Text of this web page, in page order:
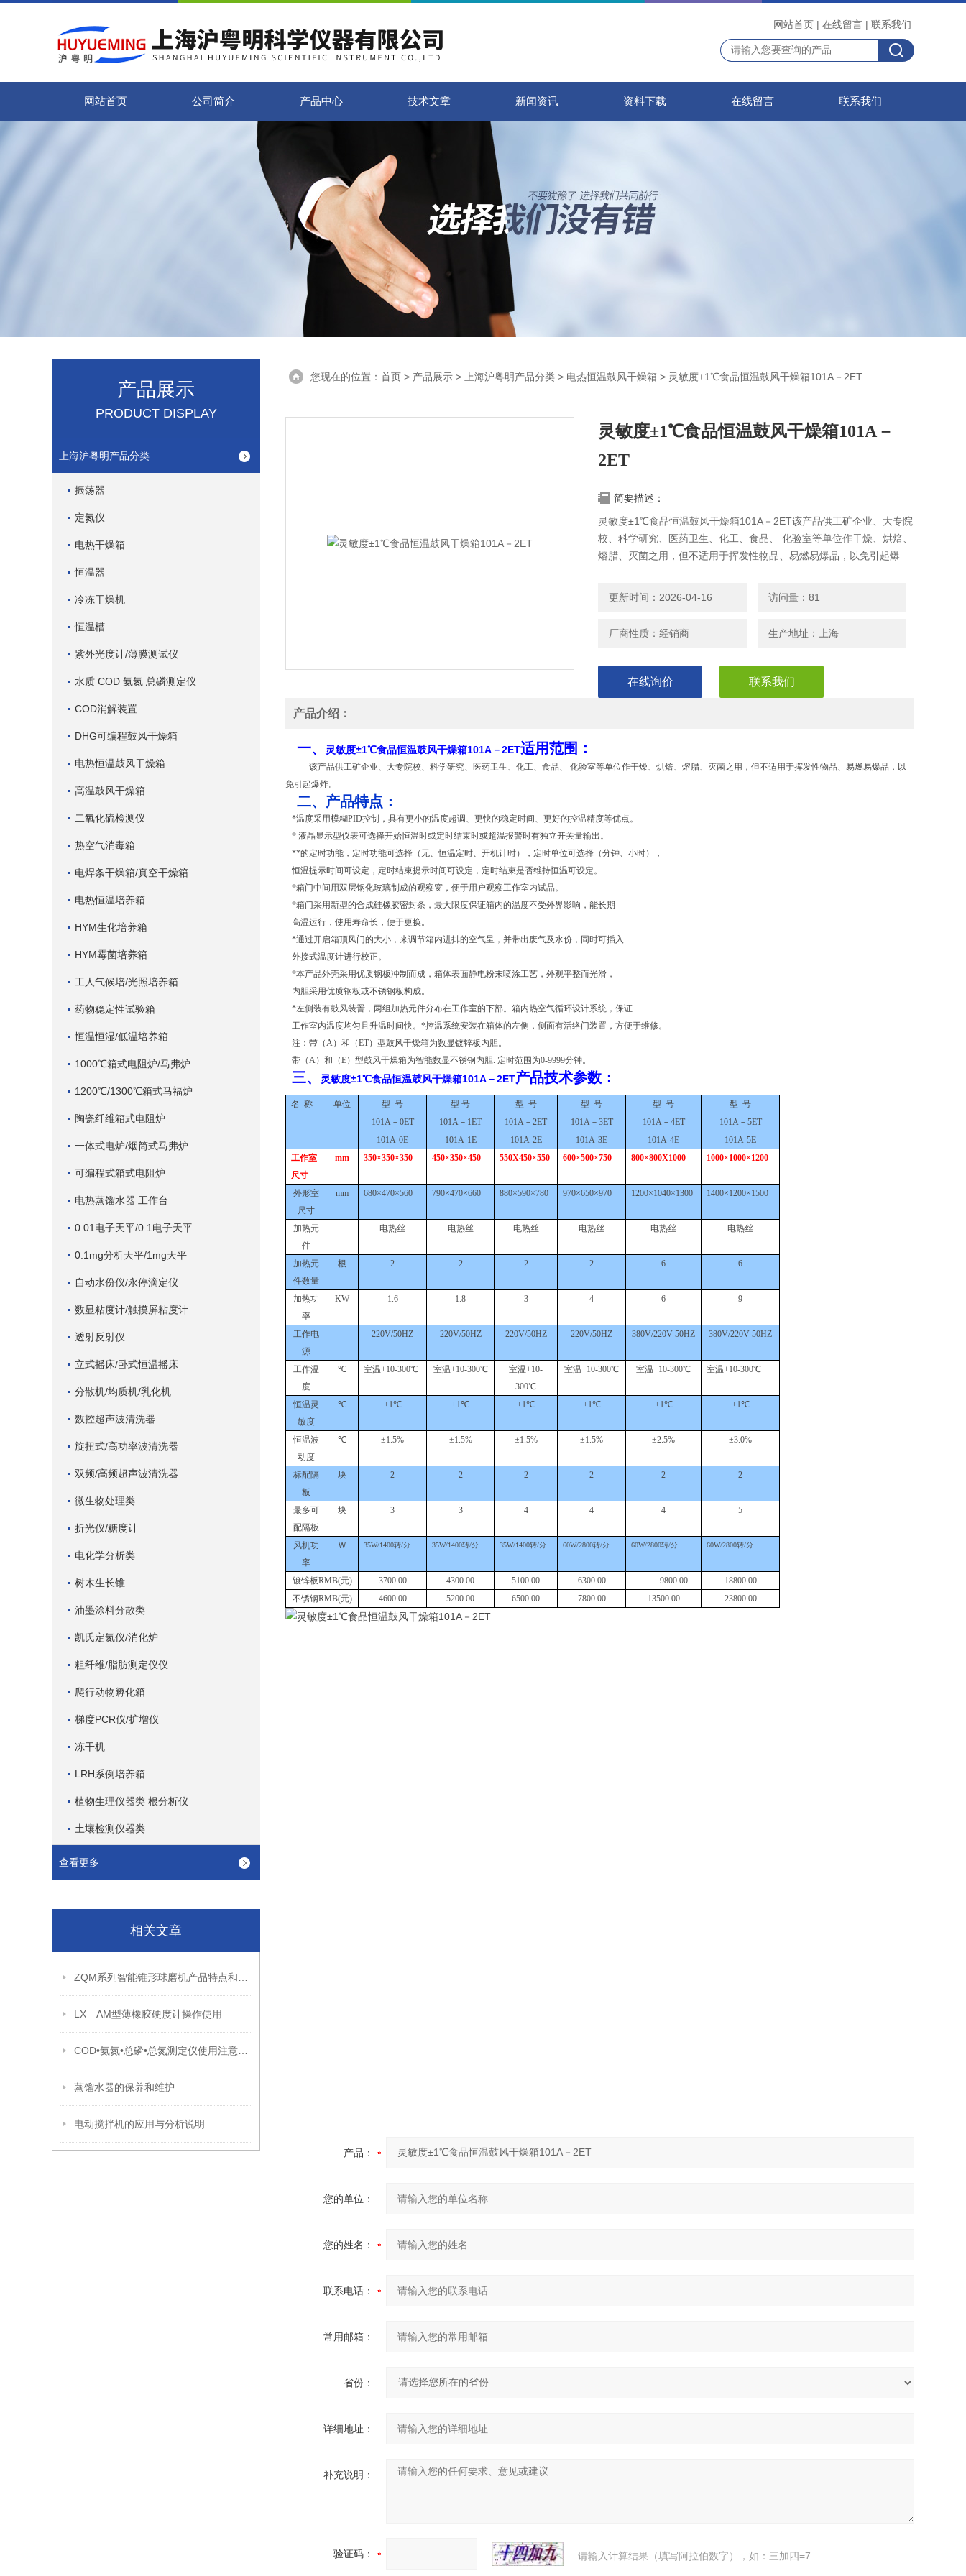
网站首页 | 在线留言 | 联系我们
网站首页 公司简介 产品中心 技术文章 新闻资讯 资料下载 在线留言 联系我们
产品展示
PRODUCT DISPLAY
上海沪粤明产品分类
振荡器
定氮仪
电热干燥箱
恒温器
冷冻干燥机
恒温槽
紫外光度计/薄膜测试仪
水质 COD 氨氮 总磷测定仪
COD消解装置
DHG可编程鼓风干燥箱
电热恒温鼓风干燥箱
高温鼓风干燥箱
二氧化硫检测仪
热空气消毒箱
电焊条干燥箱/真空干燥箱
电热恒温培养箱
HYM生化培养箱
HYM霉菌培养箱
工人气候培/光照培养箱
药物稳定性试验箱
恒温恒湿/低温培养箱
1000℃箱式电阻炉/马弗炉
1200℃/1300℃箱式马福炉
陶瓷纤维箱式电阻炉
一体式电炉/烟筒式马弗炉
可编程式箱式电阻炉
电热蒸馏水器 工作台
0.01电子天平/0.1电子天平
0.1mg分析天平/1mg天平
自动水份仪/永停滴定仪
数显粘度计/触摸屏粘度计
透射反射仪
立式摇床/卧式恒温摇床
分散机/均质机/乳化机
数控超声波清洗器
旋扭式/高功率波清洗器
双频/高频超声波清洗器
微生物处理类
折光仪/糖度计
电化学分析类
树木生长锥
油墨涂料分散类
凯氏定氮仪/消化炉
粗纤维/脂肪测定仪仪
爬行动物孵化箱
梯度PCR仪/扩增仪
冻干机
LRH系例培养箱
植物生理仪器类 根分析仪
土壤检测仪器类
查看更多
相关文章
LX—AM型薄橡胶硬度计操作使用
蒸馏水器的保养和维护
电动搅拌机的应用与分析说明
您现在的位置： 首页 > 产品展示 > 上海沪粤明产品分类 > 电热恒温鼓风干燥箱 > 灵敏度±1℃食品恒温鼓风干燥箱101A－2ET
灵敏度±1℃食品恒温鼓风干燥箱101A－
2ET
简要描述：
灵敏度±1℃食品恒温鼓风干燥箱101A－2ET该产品供工矿企业、大专院
校、科学研究、医药卫生、化工、食品、 化验室等单位作干燥、烘焙、
熔腊、灭菌之用，但不适用于挥发性物品、易燃易爆品，以免引起爆
外界影响，能长期高温运行，使用寿命长，便于更换。
更新时间：2026-04-16 访问量：81
厂商性质：经销商 生产地址：上海
在线询价 联系我们
产品介绍：
一、 灵敏度±1℃食品恒温鼓风干燥箱101A－2ET适用范围：
该产品供工矿企业、大专院校、科学研究、医药卫生、化工、食品、 化验室等单位作干燥、烘焙、熔腊、灭菌之用，但不适用于挥发性物品、易燃易爆品， 以
免引起爆炸。
二、产品特点：
*温度采用模糊PID控制，具有更小的温度超调、更快的稳定时间、更好的控温精度等优点。
* 液晶显示型仪表可选择开始恒温时或定时结束时或超温报警时有独立开关量输出。
**的定时功能，定时功能可选择（无、恒温定时、开机计时），定时单位可选择（分钟、小时），
恒温提示时间可设定，定时结束提示时间可设定，定时结束是否维持恒温可设定。
*箱门中间用双层钢化玻璃制成的观察窗，便于用户观察工作室内试品。
*箱门采用新型的合成硅橡胶密封条，最大限度保证箱内的温度不受外界影响，能长期
高温运行，使用寿命长，便于更换。
*通过开启箱顶风门的大小，来调节箱内进排的空气呈，并带出废气及水份，同时可插入
外接式温度计进行校正。
*本产品外壳采用优质钢板冲制而成，箱体表面静电粉末喷涂工艺，外观平整而光滑，
内胆采用优质钢板或不锈钢板构成。
*左侧装有鼓风装詈，两组加热元件分布在工作室的下部。箱内热空气循环设计系统，保证
工作室内温度均匀且升温时间快。 *控温系统安装在箱体的左侧，侧面有活络门装置，方便于维修。
注：带（A）和（ET）型鼓风干燥箱为数显镀锌板内胆。
带（A）和（E）型鼓风干燥箱为智能数显不锈钢内胆. 定时范围为0-9999分钟。
三、 灵敏度±1℃食品恒温鼓风干燥箱101A－2ET产品技术参数：
名 称 单位 型 号 型 号 型 号 型 号 型 号 型 号
101A－0ET
101A－1ET 101A－2ET 101A－3ET 101A－4ET
101A－5ET
101A-0E
101A-1E 101A-2E 101A-3E 101A-4E
101A-5E
工作室
尺寸
mm 350×350×350 450×350×450 550X450×550 600×500×750 800×800X1000 1000×1000×1200
外形室
尺寸
mm 680×470×560 790×470×660 880×590×780 970×650×970 1200×1040×1300 1400×1200×1500
加热元
件
电热丝 电热丝 电热丝 电热丝 电热丝 电热丝
加热元
件数量
根 2 2 2 2 6 6
加热功
率
KW 1.6 1.8 3 4 6 9
工作电
源
220V/50HZ 220V/50HZ 220V/50HZ 220V/50HZ 380V/220V 50HZ 380V/220V 50HZ
工作温
度
℃ 室温+10-300℃ 室温+10-300℃ 室温+10-
300℃
室温+10-300℃ 室温+10-300℃ 室温+10-300℃
恒温灵
敏度
℃ ±1℃ ±1℃ ±1℃ ±1℃ ±1℃ ±1℃
恒温波
动度
℃ ±1.5% ±1.5% ±1.5% ±1.5% ±2.5% ±3.0%
标配隔
板
块 2 2 2 2 2 2
最多可
配隔板
块 3 3 4 4 4 5
风机功
率
Ｗ 35W/1400转/分 35W/1400转/分 35W/1400转/分 60W/2800转/分 60W/2800转/分 60W/2800转/分
镀锌板RMB(元) 3700.00 4300.00 5100.00 6300.00 9800.00
18800.00
不锈钢RMB(元) 4600.00 5200.00 6500.00 7800.00 13500.00 23800.00
产品：
您的单位：
您的姓名：
联系电话：
常用邮箱：
省份：
详细地址：
补充说明：
验证码： 请输入计算结果（填写阿拉伯数字），如：三加四=7